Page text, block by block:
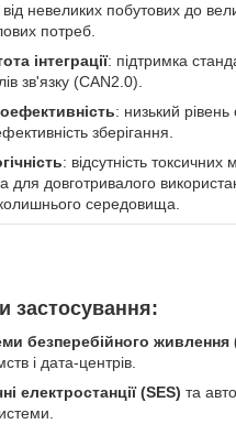
невеликих побутових до
потреб.
інтеграції: підтримка
зв'язку (CAN2.0).
: низький
зберігання.
: відсутність токсичних
для довготривалого
середовища.
застосування:
безперебійного живлення
і дата-центрів.
електростанції (SES) та